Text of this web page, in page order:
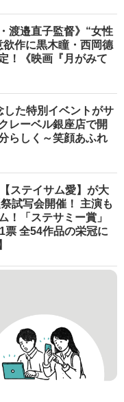
渡邉直子監督》“女性
作に黒木瞳・西岡德
！《映画『月がみて
した特別イベントがサ
レーベル銀座店で開
らしく～笑顔あふれ
ステイサム愛】が大
試写会開催！ 主演も
！「ステサミー賞」
票 全54作品の栄冠に